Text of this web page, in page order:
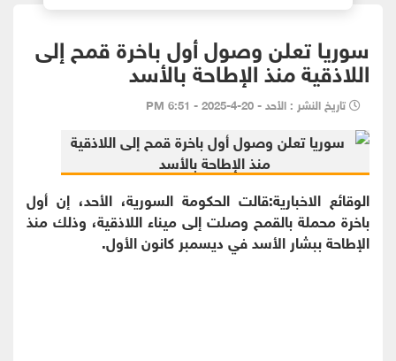
سوريا تعلن وصول أول باخرة قمح إلى
اللاذقية منذ الإطاحة بالأسد
تاريخ النشر : الأحد - 20-4-2025 - 6:51 PM
الوقائع الاخبارية:قالت الحكومة السورية، الأحد، إن أول
باخرة محملة بالقمح وصلت إلى ميناء اللاذقية، وذلك منذ
الإطاحة ببشار الأسد في ديسمبر كانون الأول.